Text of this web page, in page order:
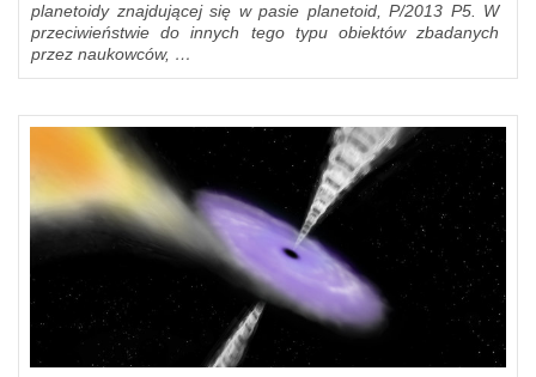
planetoidy znajdującej się w pasie planetoid, P/2013 P5. W
przeciwieństwie do innych tego typu obiektów zbadanych
przez naukowców, …